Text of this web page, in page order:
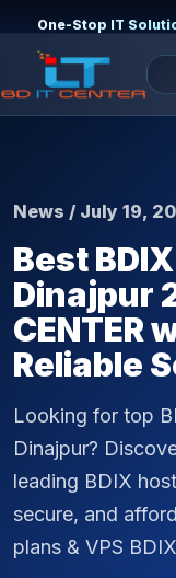
One-Stop IT
News / July 19,
Best
Dinajpur
CENTER
Reliable
Looking for top
Dinajpur?
leading BDIX
secure, and
plans & VPS